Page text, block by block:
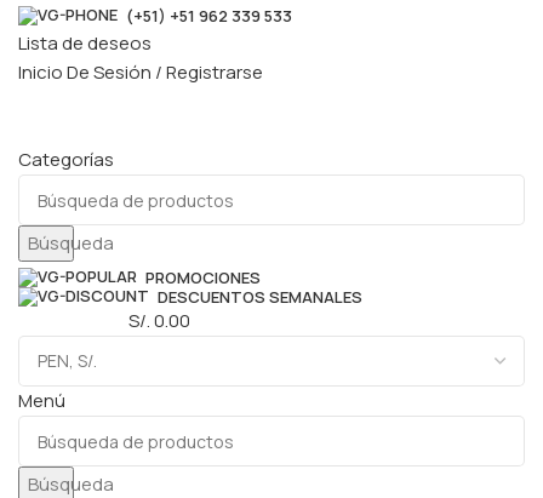
(+51) +51 962 339 533
Lista de deseos
Inicio De Sesión / Registrarse
Categorías
Búsqueda
PROMOCIONES
DESCUENTOS SEMANALES
S/.0.00
Menú
Búsqueda